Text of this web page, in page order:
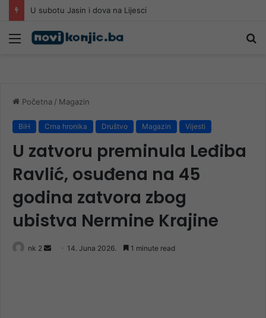
Meni
Početna / Magazin
BiH Crna hronika Društvo Magazin Vijesti
U zatvoru preminula Leđiba
Ravlić, osuđena na 45
godina zatvora zbog
ubistva Nermine Krajine
nk 2
Send 14. Juna 2026. 1 minute read